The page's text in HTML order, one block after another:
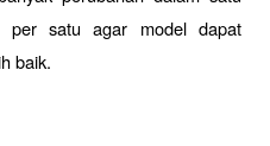
per satu agar model dapat
baik.